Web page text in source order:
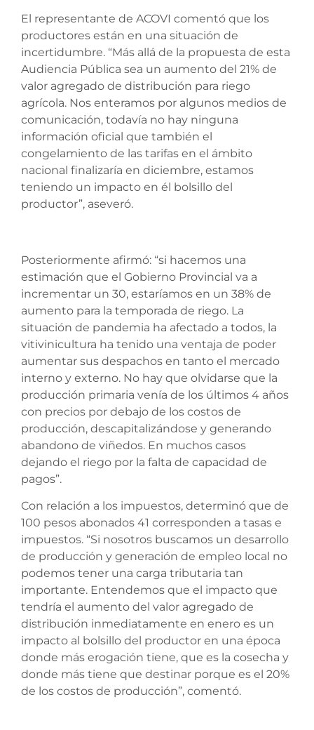
El representante de ACOVI comentó que los
productores están en una situación de
incertidumbre. “Más allá de la propuesta de esta
Audiencia Pública sea un aumento del 21% de
valor agregado de distribución para riego
agrícola. Nos enteramos por algunos medios de
comunicación, todavía no hay ninguna
información oficial que también el
congelamiento de las tarifas en el ámbito
nacional finalizaría en diciembre, estamos
teniendo un impacto en él bolsillo del
productor”, aseveró.
Posteriormente afirmó: “si hacemos una
estimación que el Gobierno Provincial va a
incrementar un 30, estaríamos en un 38% de
aumento para la temporada de riego. La
situación de pandemia ha afectado a todos, la
vitivinicultura ha tenido una ventaja de poder
aumentar sus despachos en tanto el mercado
interno y externo. No hay que olvidarse que la
producción primaria venía de los últimos 4 años
con precios por debajo de los costos de
producción, descapitalizándose y generando
abandono de viñedos. En muchos casos
dejando el riego por la falta de capacidad de
pagos”.
Con relación a los impuestos, determinó que de
100 pesos abonados 41 corresponden a tasas e
impuestos. “Si nosotros buscamos un desarrollo
de producción y generación de empleo local no
podemos tener una carga tributaria tan
importante. Entendemos que el impacto que
tendría el aumento del valor agregado de
distribución inmediatamente en enero es un
impacto al bolsillo del productor en una época
donde más erogación tiene, que es la cosecha y
donde más tiene que destinar porque es el 20%
de los costos de producción”, comentó.